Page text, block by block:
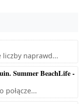
naprawd...
Summer BeachLife -
połącze...